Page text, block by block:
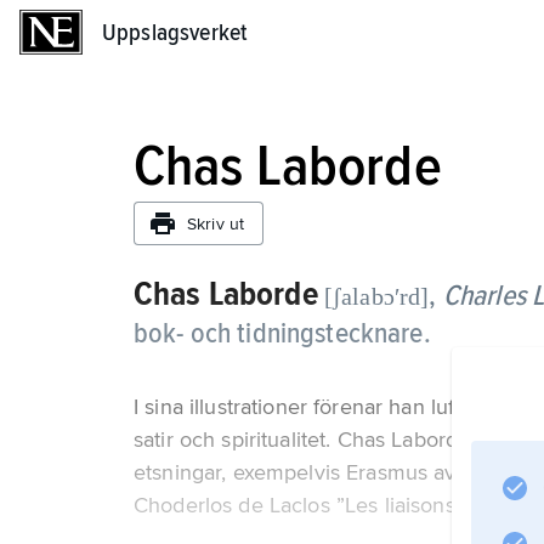
Uppslagsverket
Chas Laborde
Skriv ut
Chas Laborde [ʃalabɔʹrd], Charles
bok- och tidningstecknare.
I sina illustrationer förenar han luftig och
satir och spiritualitet. Chas Laborde
etsningar, exempelvis Erasmus av
Choderlos de Laclos ”Les liaisons